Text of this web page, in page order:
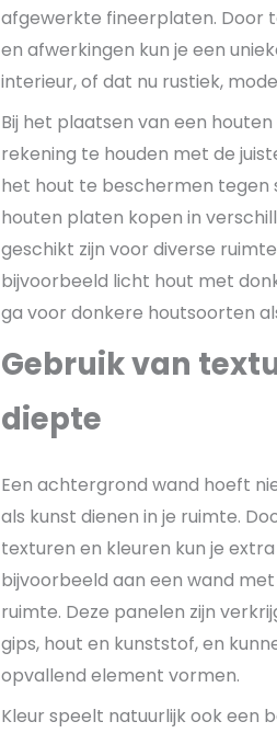
afgewerkte fineerplaten. Door
en afwerkingen kun je een
interieur, of dat nu rustiek,
Bij het plaatsen van een
rekening te houden met de
het hout te beschermen tegen
houten platen kopen in
geschikt zijn voor diverse
bijvoorbeeld licht hout met
ga voor donkere houtsoorten
Gebruik van
diepte
Een achtergrond wand hoeft
als kunst dienen in je ruimte.
texturen en kleuren kun je
bijvoorbeeld aan een wand
ruimte. Deze panelen zijn
gips, hout en kunststof, en
opvallend element vormen.
Kleur speelt natuurlijk ook een